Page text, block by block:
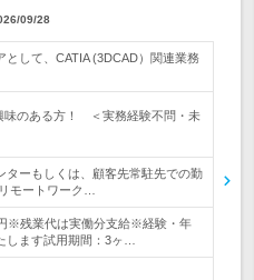
09/28
として、CATIA (3DCAD）関連業務
味のある方！ ＜実務経験不問・未
ターもしくは、顧客先常駐先での勤
モートワーク…
※残業代は実働分支給※経験・年
します試用期間：3ヶ…